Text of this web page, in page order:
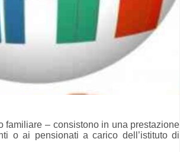
familiare – consistono in una prestazione
o ai pensionati a carico dell’istituto di